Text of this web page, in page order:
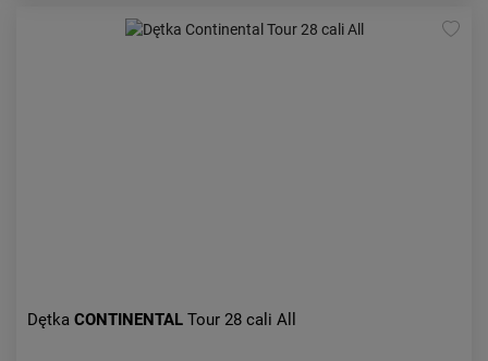
Dętka CONTINENTAL Tour 28 cali All